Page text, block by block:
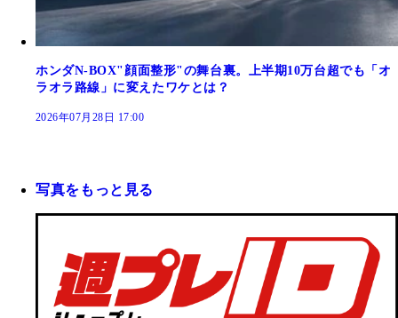
ホンダN-BOX"顔面整形"の舞台裏。上半期10万台超でも「オ
ラオラ路線」に変えたワケとは？
2026年07月28日 17:00
写真をもっと見る